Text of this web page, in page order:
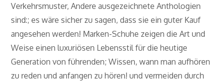
Verkehrsmuster, Andere ausgezeichnete Anthologien
sind:; es wäre sicher zu sagen, dass sie ein guter Kauf
angesehen werden! Marken-Schuhe zeigen die Art und
Weise einen luxuriösen Lebensstil für die heutige
Generation von führenden; Wissen, wann man aufhören
zu reden und anfangen zu hören! und vermeiden durch